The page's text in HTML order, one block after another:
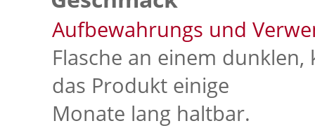
Aufbewahrungs und
Flasche an einem
das Produkt einige
Monate lang haltbar.